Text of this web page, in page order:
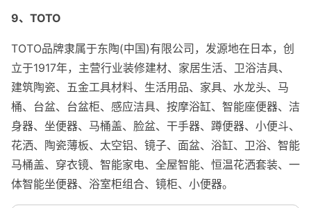
9、TOTO
TOTO品牌隶属于东陶(中国)有限公司，发源地在日本，创
立于1917年，主营行业装修建材、家居生活、卫浴洁具、
建筑陶瓷、五金工具材料、生活用品、家具、水龙头、马
桶、台盆、台盆柜、感应洁具、按摩浴缸、智能座便器、洁
身器、坐便器、马桶盖、脸盆、干手器、蹲便器、小便斗、
花洒、陶瓷薄板、太空铝、镜子、面盆、浴缸、卫浴、智能
马桶盖、穿衣镜、智能家电、全屋智能、恒温花洒套装、一
体智能坐便器、浴室柜组合、镜柜、小便器。